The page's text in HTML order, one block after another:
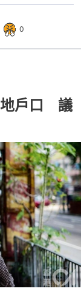
0
地戶口 議